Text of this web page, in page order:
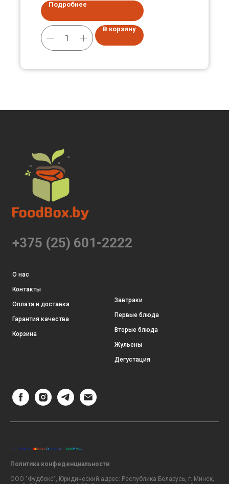
Подробнее
В корзину
+375 (25) 601-2222
О нас
Контакты
Оплата и доставка
Гарантия качества
Корзина
Завтраки
Первые блюда
Вторые блюда
Жульены
Дегустация
Политика конфеденциальности
ООО "Фудбокс", Юридический адрес: Республика Беларусь, г. Минск,